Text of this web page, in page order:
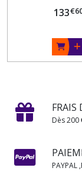
133€
FRAIS
Dès
PAYPAL